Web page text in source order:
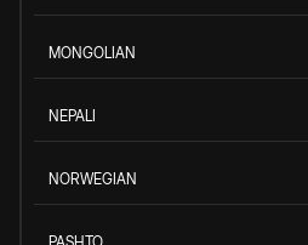
MONGOLIAN
NEPALI
NORWEGIAN